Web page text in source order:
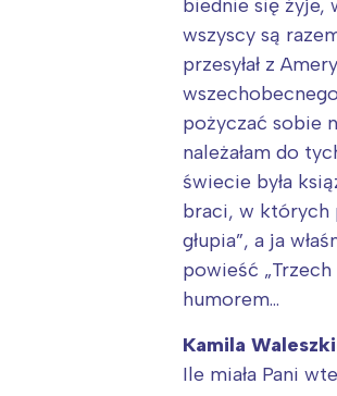
biednie się żyje,
wszyscy są
przesyłał z
pożyczać sobie
należałam do
świecie była
braci, w których
głupia”, a ja
powieść
humorem…
Kamila
Ile miała Pani